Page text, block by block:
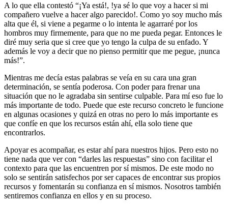
A lo que ella contestó “¡Ya está!, !ya sé lo que voy a hacer si mi
compañero vuelve a hacer algo parecido!. Como yo soy mucho más
alta que él, si viene a pegarme o lo intenta le agarraré por los
hombros muy firmemente, para que no me pueda pegar. Entonces le
diré muy seria que si cree que yo tengo la culpa de su enfado. Y
además le voy a decir que no pienso permitir que me pegue, ¡nunca
más!”.
Mientras me decía estas palabras se veía en su cara una gran
determinación, se sentía poderosa. Con poder para frenar una
situación que no le agradaba sin sentirse culpable. Para mí eso fue lo
más importante de todo. Puede que este recurso concreto le funcione
en algunas ocasiones y quizá en otras no pero lo más importante es
que confíe en que los recursos están ahí, ella solo tiene que
encontrarlos.
Apoyar es acompañar, es estar ahí para nuestros hijos. Pero esto no
tiene nada que ver con “darles las respuestas” sino con facilitar el
contexto para que las encuentren por sí mismos. De este modo no
solo se sentirán satisfechos por ser capaces de encontrar sus propios
recursos y fomentarán su confianza en sí mismos. Nosotros también
sentiremos confianza en ellos y en su proceso.